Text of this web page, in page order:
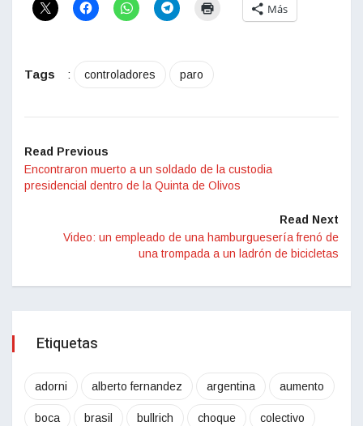
Más
Tags : controladores paro
Read Previous
Encontraron muerto a un soldado de la custodia
presidencial dentro de la Quinta de Olivos
Read Next
Video: un empleado de una hamburguesería frenó de
una trompada a un ladrón de bicicletas
Etiquetas
adorni alberto fernandez argentina aumento
boca brasil bullrich choque colectivo